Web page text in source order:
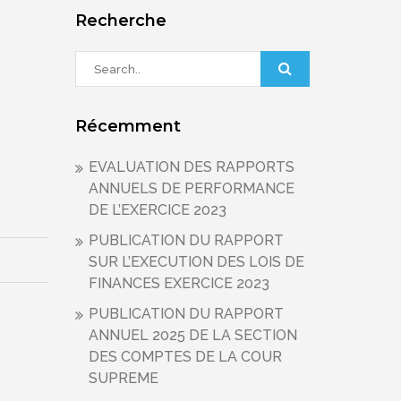
Recherche
Récemment
EVALUATION DES RAPPORTS
ANNUELS DE PERFORMANCE
DE L’EXERCICE 2023
PUBLICATION DU RAPPORT
SUR L’EXECUTION DES LOIS DE
FINANCES EXERCICE 2023
PUBLICATION DU RAPPORT
ANNUEL 2025 DE LA SECTION
DES COMPTES DE LA COUR
SUPREME